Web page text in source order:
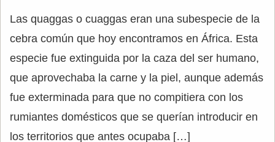
Las quaggas o cuaggas eran una subespecie de la
cebra común que hoy encontramos en África. Esta
especie fue extinguida por la caza del ser humano,
que aprovechaba la carne y la piel, aunque además
fue exterminada para que no compitiera con los
rumiantes domésticos que se querían introducir en
los territorios que antes ocupaba […]